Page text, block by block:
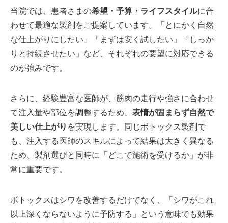
当院では、患者さまの希望・予算・ライフスタイルに合
わせて最適な製剤をご提案しています。「とにかく自然
な仕上がりにしたい」「まずは安く試したい」「しっか
りと持続させたい」など、それぞれの要望に対応できる
のが強みです。
さらに、経験豊富な医師が、筋肉の走行や強さに合わせ
て注入量や部位を調整するため、 表情が固まらず自然で
美しい仕上がり を実現します。同じボトックス製剤で
も、注入する医師のスキルによって結果は大きく異なる
ため、製剤選びと同時に「どこで施術を受けるか」が非
常に重要です。
ボトックスはシワを改善するだけでなく、「シワがこれ
以上深くならないように予防する」という意味でも効果